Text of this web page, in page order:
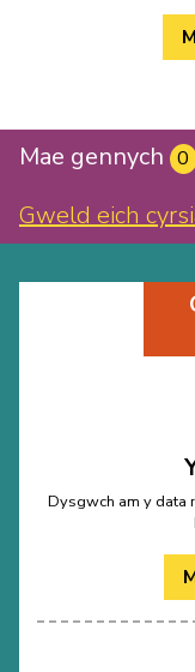
Mae gennych 0
Gweld eich
Dysgwch am y data